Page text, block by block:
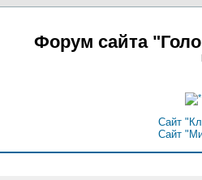
Форум сайта
Сайт
Сайт